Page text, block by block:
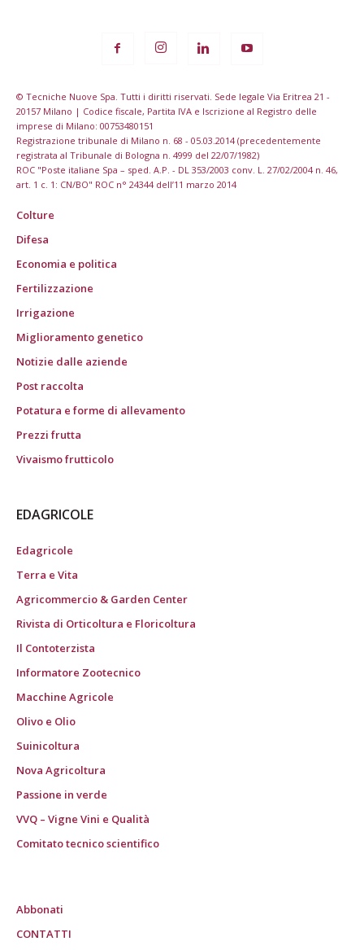
© Tecniche Nuove Spa. Tutti i diritti riservati. Sede legale Via Eritrea 21 -
20157 Milano | Codice fiscale, Partita IVA e Iscrizione al Registro delle
imprese di Milano: 00753480151
Registrazione tribunale di Milano n. 68 - 05.03.2014 (precedentemente
registrata al Tribunale di Bologna n. 4999 del 22/07/1982)
ROC "Poste italiane Spa – sped. A.P. - DL 353/2003 conv. L. 27/02/2004 n. 46,
art. 1 c. 1: CN/BO" ROC n° 24344 dell’11 marzo 2014
Colture
Difesa
Economia e politica
Fertilizzazione
Irrigazione
Miglioramento genetico
Notizie dalle aziende
Post raccolta
Potatura e forme di allevamento
Prezzi frutta
Vivaismo frutticolo
EDAGRICOLE
Edagricole
Terra e Vita
Agricommercio & Garden Center
Rivista di Orticoltura e Floricoltura
Il Contoterzista
Informatore Zootecnico
Macchine Agricole
Olivo e Olio
Suinicoltura
Nova Agricoltura
Passione in verde
VVQ – Vigne Vini e Qualità
Comitato tecnico scientifico
Abbonati
CONTATTI